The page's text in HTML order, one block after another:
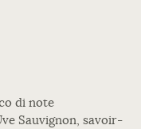
di note
Sauvignon, savoir-